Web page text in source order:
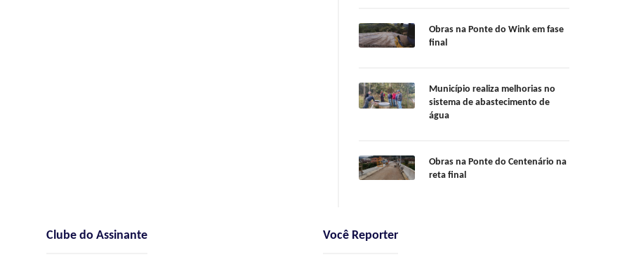
Obras na Ponte do Wink em fase
final
Município realiza melhorias no
sistema de abastecimento de
água
Obras na Ponte do Centenário na
reta final
Clube do Assinante Você Reporter